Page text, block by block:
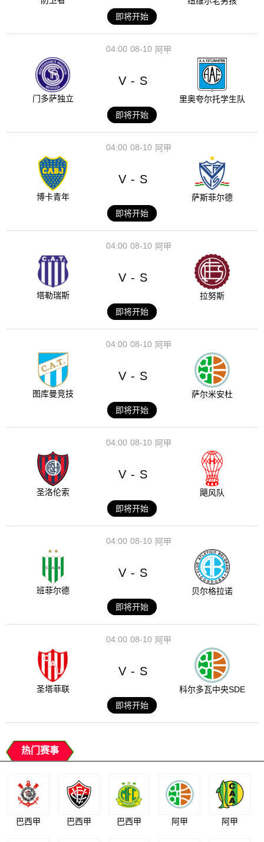
即将开始
08-10
04:00 阿甲
门多萨独立
V - S
里奥夸尔托学生队
即将开始
08-10
04:00 阿甲
博卡青年
V - S
萨斯菲尔德
即将开始
08-10
04:00 阿甲
塔勒瑞斯
V - S
拉努斯
即将开始
08-10
04:00 阿甲
图库曼竞技
V - S
萨尔米安杜
即将开始
08-10
04:00 阿甲
圣洛伦索
V - S
飓风队
即将开始
08-10
04:00 阿甲
班菲尔德
V - S
贝尔格拉诺
即将开始
08-10
04:00 阿甲
圣塔菲联
V - S
科尔多瓦中央SDE
即将开始
热门赛事
巴西甲 巴西甲 巴西甲 阿甲 阿甲